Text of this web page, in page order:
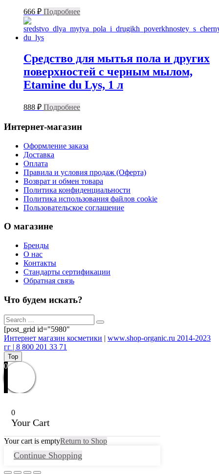
666 ₽ Подробнее
Средство для мытья пола и других
поверхностей с черным мылом,
Etamine du Lys, 1 л
888 ₽ Подробнее
Интернет-магазин
Оформление заказа
Доставка
Оплата
Правила и условия продаж (Оферта)
Возврат и обмен товара
Политика конфиденциальности
Политика использования файлов cookie
Пользовательское соглашение
О магазине
Бренды
О нас
Контакты
Стандарты сертификации
Обратная связь
Что будем искать?
[post_grid id="5980"
Интернет магазин косметики | www.shop-organic.ru 2014-2023
гг | 8 800 201 33 71
Top
0
0
Your Cart
Your cart is emptyReturn to Shop
Continue Shopping